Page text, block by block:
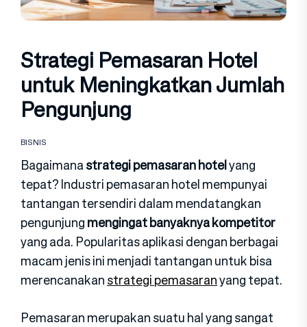
Strategi Pemasaran Hotel
untuk Meningkatkan Jumlah
Pengunjung
BISNIS
Bagaimanastrategi pemasaran hotelyang
tepat? Industri pemasaran hotel mempunyai
tantangan tersendiri dalam mendatangkan
pengunjungmengingat banyaknya kompetitor
yang ada. Popularitas aplikasi dengan berbagai
macam jenis ini menjadi tantangan untuk bisa
merencanakanstrategi pemasaranyang tepat.
Pemasaran merupakan suatu hal yang sangat